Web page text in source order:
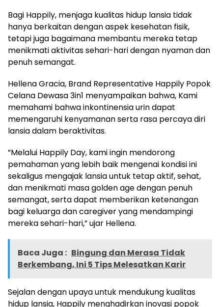
Bagi Happily, menjaga kualitas hidup lansia tidak
hanya berkaitan dengan aspek kesehatan fisik,
tetapi juga bagaimana membantu mereka tetap
menikmati aktivitas sehari-hari dengan nyaman dan
penuh semangat.
Hellena Gracia, Brand Representative Happily Popok
Celana Dewasa 3in1 menyampaikan bahwa, Kami
memahami bahwa inkontinensia urin dapat
memengaruhi kenyamanan serta rasa percaya diri
lansia dalam beraktivitas.
”Melalui Happily Day, kami ingin mendorong
pemahaman yang lebih baik mengenai kondisi ini
sekaligus mengajak lansia untuk tetap aktif, sehat,
dan menikmati masa golden age dengan penuh
semangat, serta dapat memberikan ketenangan
bagi keluarga dan caregiver yang mendampingi
mereka sehari-hari,” ujar Hellena.
Baca Juga : Bingung dan Merasa Tidak
Berkembang, Ini 5 Tips Melesatkan Karir
Sejalan dengan upaya untuk mendukung kualitas
hidup lansia, Happily menghadirkan inovasi popok